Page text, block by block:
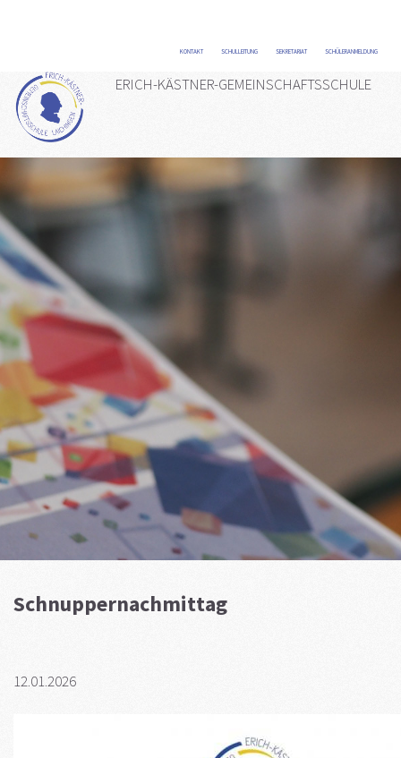
KONTAKT SCHULLEITUNG SEKRETARIAT SCHÜLERANMELDUNG
ERICH-KÄSTNER-GEMEINSCHAFTSSCHULE
Schnuppernachmittag
12.01.2026